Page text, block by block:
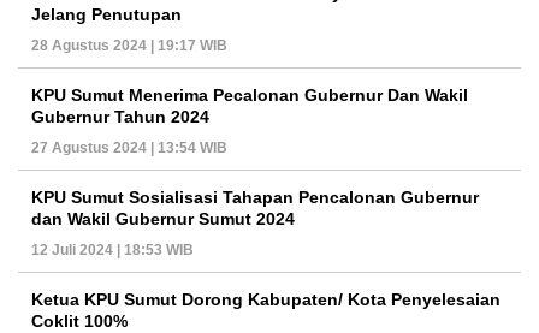
Jelang Penutupan
28 Agustus 2024 | 19:17 WIB
KPU Sumut Menerima Pecalonan Gubernur Dan Wakil
Gubernur Tahun 2024
27 Agustus 2024 | 13:54 WIB
KPU Sumut Sosialisasi Tahapan Pencalonan Gubernur
dan Wakil Gubernur Sumut 2024
12 Juli 2024 | 18:53 WIB
Ketua KPU Sumut Dorong Kabupaten/ Kota Penyelesaian
Coklit 100%